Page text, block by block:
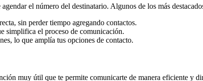
el número del destinatario. Algunos de los más
sin perder tiempo agregando contactos.
simplifica el proceso de comunicación.
lo que amplía tus opciones de contacto.
muy útil que te permite comunicarte de manera eficiente y